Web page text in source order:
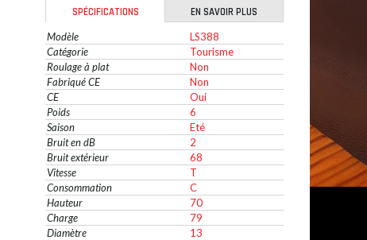
SPÉCIFICATIONS
EN SAVOIR PLUS
Modèle
LS388
Catégorie
Tourisme
Roulage à plat
Non
Fabriqué CE
Non
CE
Oui
Poids
6
Saison
Eté
Bruit en dB
2
Bruit extérieur
68
Vitesse
T
Consommation
C
Hauteur
70
Charge
79
Diamètre
13